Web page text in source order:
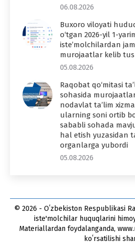
06.08.2026
Buxoro viloyati
o‘tgan 2026-yil 1-
iste’molchilardan
murojaatlar kelib
05.08.2026
Raqobat qo‘mitasi
sohasida
nodavlat ta’lim
ularning soni ortib
sababli sohada
hal etish yuzasidan
organlarga yubordi
05.08.2026
© 2026 - Oʻzbekiston Respublikasi
iste'molchilar huquqlarini
Materiallardan foydalanganda,
koʻrsatilishi